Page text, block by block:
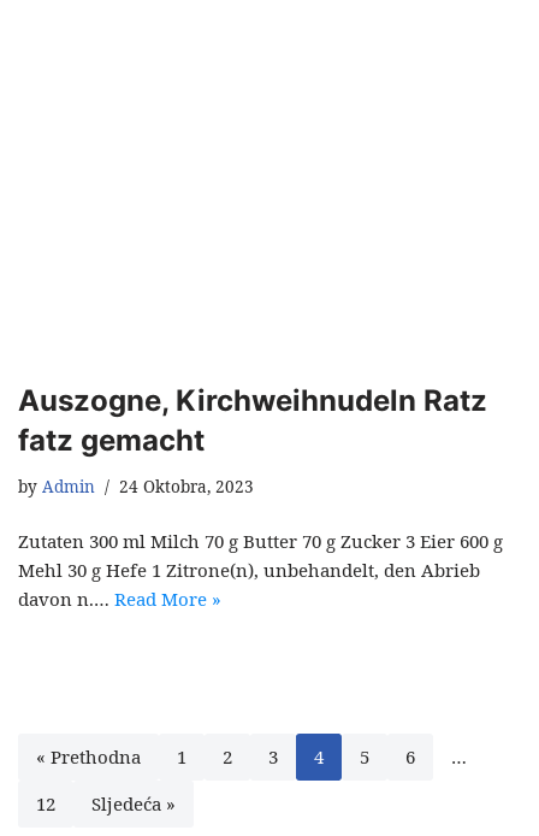
Auszogne, Kirchweihnudeln Ratz
fatz gemacht
by Admin 24 Oktobra, 2023
Zutaten 300 ml Milch 70 g Butter 70 g Zucker 3 Eier 600 g
Mehl 30 g Hefe 1 Zitrone(n), unbehandelt, den Abrieb
davon n.… Read More »
« Prethodna 1 2 3 4 5 6
…
12
Sljedeća »